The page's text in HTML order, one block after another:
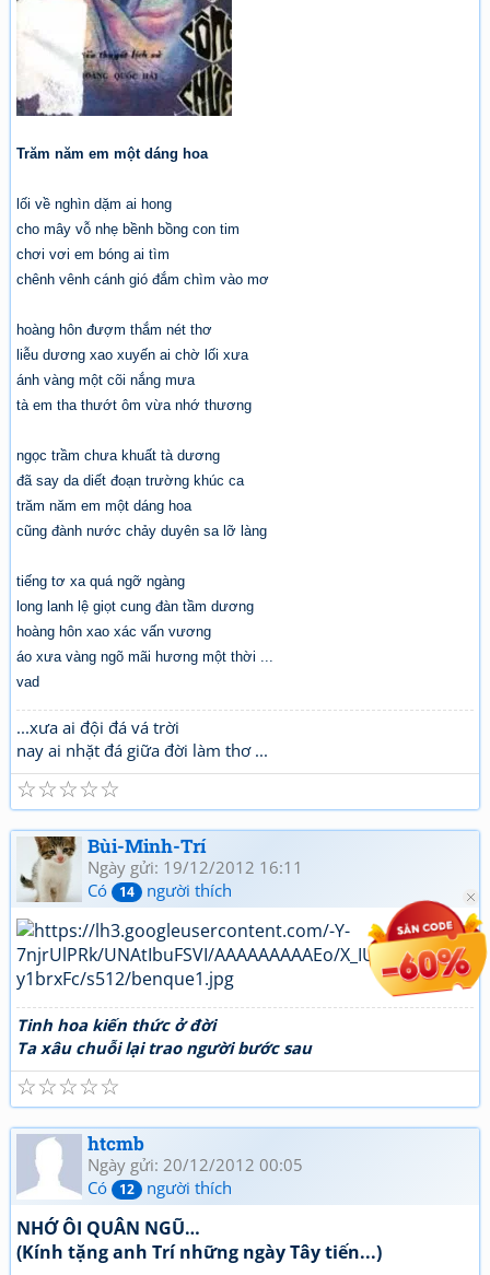
Trăm năm em một dáng hoa
lối về nghìn dặm ai hong
cho mây vỗ nhẹ bềnh bồng con tim
chơi vơi em bóng ai tìm
chênh vênh cánh gió đắm chìm vào mơ
hoàng hôn đượm thắm nét thơ
liễu dương xao xuyến ai chờ lối xưa
ánh vàng một cõi nắng mưa
tà em tha thướt ôm vừa nhớ thương
ngọc trầm chưa khuất tà dương
đã say da diết đoạn trường khúc ca
trăm năm em một dáng hoa
cũng đành nước chảy duyên sa lỡ làng
tiếng tơ xa quá ngỡ ngàng
long lanh lệ giọt cung đàn tầm dương
hoàng hôn xao xác vấn vương
áo xưa vàng ngõ mãi hương một thời ...
vad
...xưa ai đội đá vá trời
nay ai nhặt đá giữa đời làm thơ ...
☆
☆
☆
☆
☆
Bùi-Minh-Trí
Ngày gửi: 19/12/2012 16:11
Có
14 người thích
Tinh hoa kiến thức ở đời
Ta xâu chuỗi lại trao người bước sau
☆
☆
☆
☆
☆
htcmb
Ngày gửi: 20/12/2012 00:05
Có
12 người thích
NHỚ ÔI QUÂN NGŨ…
(Kính tặng anh Trí những ngày Tây tiến...)